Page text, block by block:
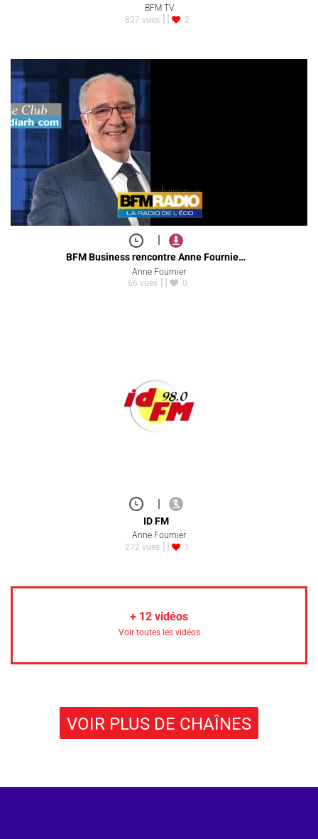
BFM TV
827 vues
2
|
BFM Business rencontre Anne Fournie…
Anne Fournier
66 vues
0
|
ID FM
Anne Fournier
272 vues
1
+ 12 vidéos
Voir toutes les vidéos
VOIR PLUS DE CHAÎNES